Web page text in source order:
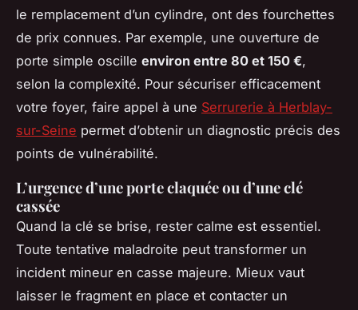
le remplacement d’un cylindre, ont des fourchettes
de prix connues. Par exemple, une ouverture de
porte simple oscille environ entre 80 et 150 €,
selon la complexité. Pour sécuriser efficacement
votre foyer, faire appel à une Serrurerie à Herblay-
sur-Seine permet d’obtenir un diagnostic précis des
points de vulnérabilité.
L’urgence d’une porte claquée ou d’une clé
cassée
Quand la clé se brise, rester calme est essentiel.
Toute tentative maladroite peut transformer un
incident mineur en casse majeure. Mieux vaut
laisser le fragment en place et contacter un